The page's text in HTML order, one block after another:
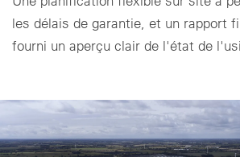
les délais de garantie, et un rapport
fourni un aperçu clair de l'état de